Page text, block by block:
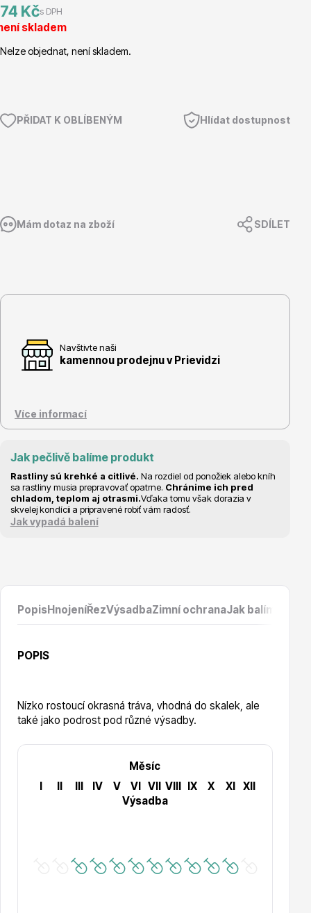
Magnólie
Semena, sadba
Květináče
Cibuloviny
Vzrostlé stromy
Nářadí, příslušenství
74 Kčs DPH
skladem
Nelze objednat, není skladem.
PŘIDAT K OBLÍBENÝM Hlídat dostupnost
Mám dotaz na zboží SDÍLET
Navštivte naši
kamennou prodejnu v Prievidzi
Více informací
Jak pečlivě balíme produkt
Rastliny sú krehké a citlivé. Na rozdiel od ponožiek alebo kníh
sa rastliny musia prepravovať opatrne. Chránime ich pred
chladom, teplom aj otrasmi.Vďaka tomu však dorazia v
skvelej kondícii a pripravené robiť vám radosť.
Jak vypadá balení
PopisHnojeníŘezVýsadbaZimní ochranaJak balíme
POPIS
Nízko rostoucí okrasná tráva, vhodná do skalek, ale
také jako podrost pod různé výsadby.
Měsíc
I
II III IV V VI VII VIII IX X XI
XII
Výsadba